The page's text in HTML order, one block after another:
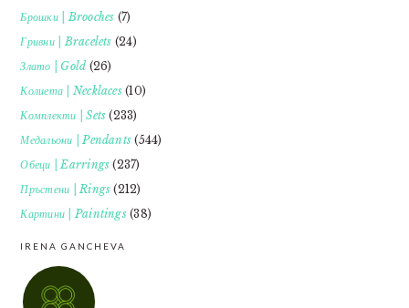
Брошки | Brooches (7)
Гривни | Bracelets (24)
Злато | Gold (26)
Колиета | Necklaces(10)
Комплекти | Sets (233)
Медальони | Pendants (544)
Обеци | Earrings (237)
Пръстени | Rings (212)
Картини | Paintings(38)
IRENA GANCHEVA